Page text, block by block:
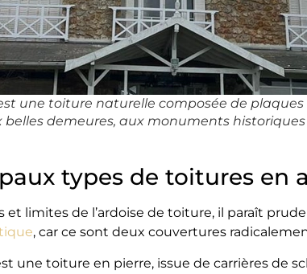
une toiture naturelle composée de plaques
belles demeures, aux monuments
types de toitures en
et limites de l’ardoise de toiture, il paraît
, car ce sont deux couvertures
une toiture en pierre, issue de carrières de